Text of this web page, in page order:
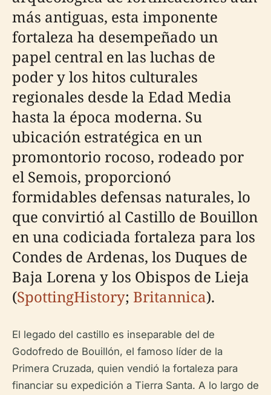
más antiguas, esta imponente
fortaleza ha desempeñado un
papel central en las luchas de
poder y los hitos culturales
regionales desde la Edad Media
hasta la época moderna. Su
ubicación estratégica en un
promontorio rocoso, rodeado por
el Semois, proporcionó
formidables defensas naturales, lo
que convirtió al Castillo de Bouillon
en una codiciada fortaleza para los
Condes de Ardenas, los Duques de
Baja Lorena y los Obispos de Lieja
(SpottingHistory; Britannica).
El legado del castillo es inseparable del de
Godofredo de Bouillón, el famoso líder de la
Primera Cruzada, quien vendió la fortaleza para
financiar su expedición a Tierra Santa. A lo largo de